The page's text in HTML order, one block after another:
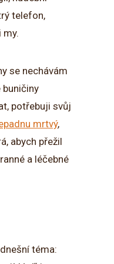
telefon,
se nechávám
buničiny
potřebuji svůj
mrtvý,
abych přežil
a léčebné
téma: